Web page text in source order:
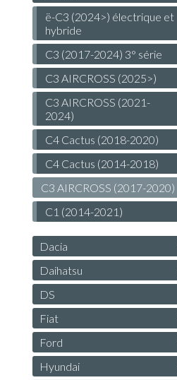
ë-C3 (2024>) électrique et
hybride
C3 (2017-2024) 3° série
C3 AIRCROSS (2025>)
C3 AIRCROSS (2021-
2024)
C4 Cactus (2018-2020)
C4 Cactus (2014-2018)
C3 AIRCROSS (2017-2020)
C1 (2014-2021)
Dacia
Daihatsu
DS
Fiat
Ford
Hyundai